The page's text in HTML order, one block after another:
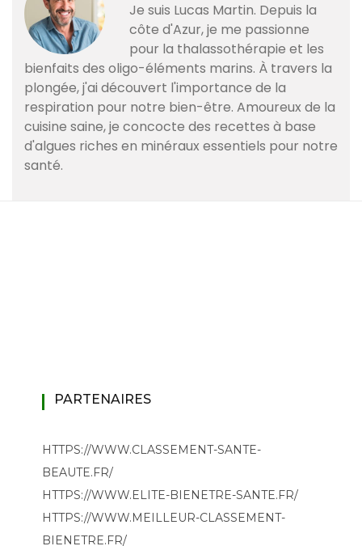
Je suis Lucas Martin. Depuis la
côte d'Azur, je me passionne
pour la thalassothérapie et les
bienfaits des oligo-éléments marins. À travers la
plongée, j'ai découvert l'importance de la
respiration pour notre bien-être. Amoureux de la
cuisine saine, je concocte des recettes à base
d'algues riches en minéraux essentiels pour notre
santé.
PARTENAIRES
HTTPS://WWW.CLASSEMENT-SANTE-
BEAUTE.FR/
HTTPS://WWW.ELITE-BIENETRE-SANTE.FR/
HTTPS://WWW.MEILLEUR-CLASSEMENT-
BIENETRE.FR/